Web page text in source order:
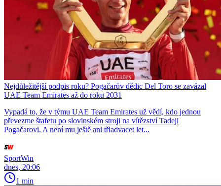
Nejdůležitější podpis roku? Pogačarův dědic Del Toro se zavázal
UAE Team Emirates až do roku 2031
Vypadá to, že v týmu UAE Team Emirates už vědí, kdo jednou
převezme štafetu po slovinském stroji na vítězství Tadeji
Pogačarovi. A není mu ještě ani třiadvacet let...
SportWin
dnes, 20:06
1 min